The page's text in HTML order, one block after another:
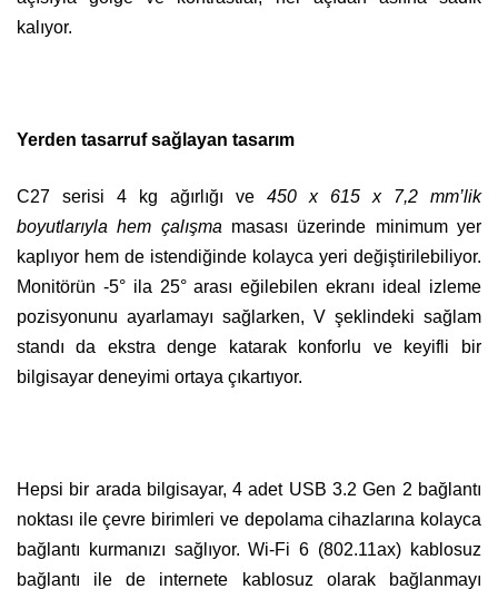
kalıyor.
Yerden tasarruf sağlayan tasarım
C27 serisi 4 kg ağırlığı ve 450 x 615 x 7,2 mm’lik
boyutlarıyla hem çalışma masası üzerinde minimum yer
kaplıyor hem de istendiğinde kolayca yeri değiştirilebiliyor.
Monitörün -5° ila 25° arası eğilebilen ekranı ideal izleme
pozisyonunu ayarlamayı sağlarken, V şeklindeki sağlam
standı da ekstra denge katarak konforlu ve keyifli bir
bilgisayar deneyimi ortaya çıkartıyor.
Hepsi bir arada bilgisayar, 4 adet USB 3.2 Gen 2 bağlantı
noktası ile çevre birimleri ve depolama cihazlarına kolayca
bağlantı kurmanızı sağlıyor. Wi-Fi 6 (802.11ax) kablosuz
bağlantı ile de internete kablosuz olarak bağlanmayı